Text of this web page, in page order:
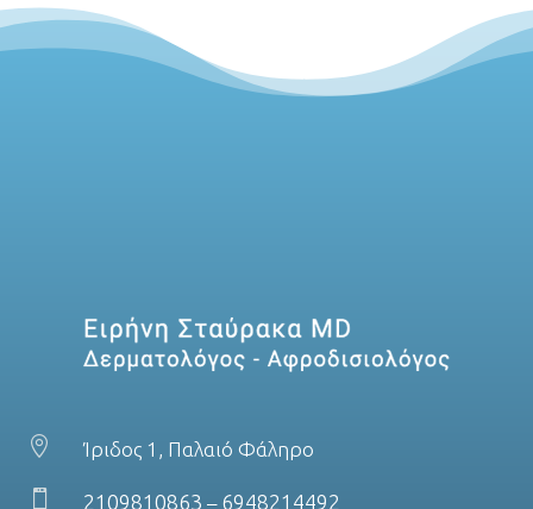
 Ίριδος 1, Παλαιό Φάληρο
 2109810863 – 6948214492